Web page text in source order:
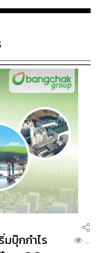
มบุ๊กกำไร
...